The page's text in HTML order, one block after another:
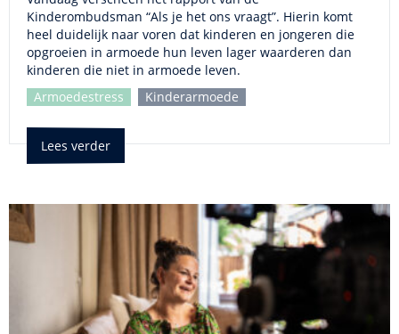
Kinderombudsman “Als je het ons vraagt”. Hierin komt
heel duidelijk naar voren dat kinderen en jongeren die
opgroeien in armoede hun leven lager waarderen dan
kinderen die niet in armoede leven.
Armoedestress
Kinderarmoede
Lees verder